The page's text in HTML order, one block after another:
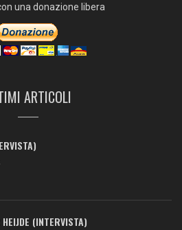
una donazione libera
ARTICOLI
(INTERVISTA)